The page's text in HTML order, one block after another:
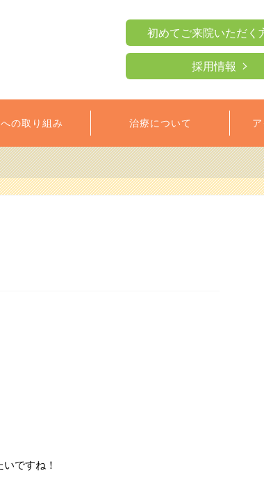
初めてご来院いただく
採用情報
の取り組み 治療について
ですね！